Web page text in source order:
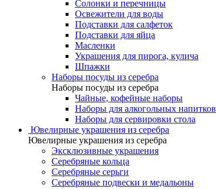
Солонки и перечницы
Освежители для воды
Подставки для салфеток
Подставки для яйца
Масленки
Украшения для пирога, кулича
Шпажки
Наборы посуды из серебра
Наборы посуды из серебра
Чайные, кофейные наборы
Наборы для алкогольных напитков
Наборы для сервировки стола
Ювелирные украшения из серебра
Ювелирные украшения из серебра
Эксклюзивные украшения
Серебряные кольца
Серебряные серьги
Серебряные подвески и медальоны